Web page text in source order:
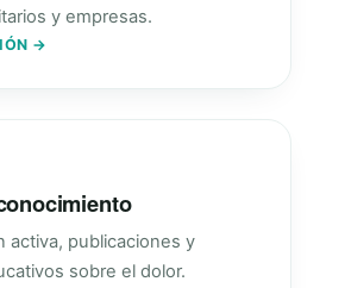
y empresas.
→
activa, publicaciones y
sobre el dolor.